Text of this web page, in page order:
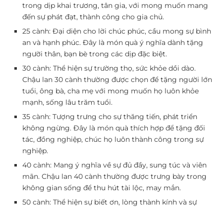
trong dịp khai trương, tân gia, với mong muốn mang
đến sự phát đạt, thành công cho gia chủ.
25 cành: Đại diện cho lời chúc phúc, cầu mong sự bình
an và hạnh phúc. Đây là món quà ý nghĩa dành tặng
người thân, bạn bè trong các dịp đặc biệt.
30 cành: Thể hiện sự trường thọ, sức khỏe dồi dào.
Chậu lan 30 cành thường được chọn để tặng người lớn
tuổi, ông bà, cha mẹ với mong muốn họ luôn khỏe
mạnh, sống lâu trăm tuổi.
35 cành: Tượng trưng cho sự thăng tiến, phát triển
không ngừng. Đây là món quà thích hợp để tặng đối
tác, đồng nghiệp, chúc họ luôn thành công trong sự
nghiệp.
40 cành: Mang ý nghĩa về sự đủ đầy, sung túc và viên
mãn. Chậu lan 40 cành thường được trưng bày trong
không gian sống để thu hút tài lộc, may mắn.
50 cành: Thể hiện sự biết ơn, lòng thành kính và sự